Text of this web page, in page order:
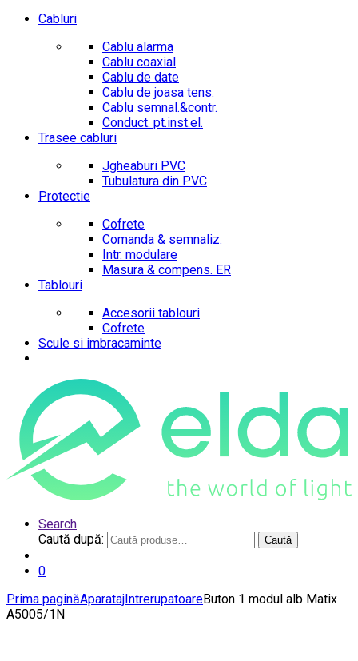
Cabluri
Cablu alarma
Cablu coaxial
Cablu de date
Cablu de joasa tens.
Cablu semnal.&contr.
Conduct. pt.inst.el.
Trasee cabluri
Jgheaburi PVC
Tubulatura din PVC
Protectie
Cofrete
Comanda & semnaliz.
Intr. modulare
Masura & compens. ER
Tablouri
Accesorii tablouri
Cofrete
Scule si imbracaminte
Search
Caută după:
Caută
0
Prima paginăAparatajIntrerupatoareButon 1 modul alb Matix
A5005/1N